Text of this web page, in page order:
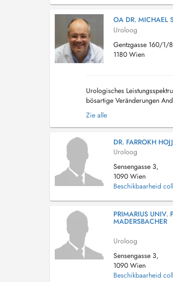
OA DR. MICHAEL
Uroloog
Gentzgasse 160/1/
1180 Wien
Urologisches
bösartige Veränderungen
(Krampfadern im Hodenbe...
Zie alle
DR. FARROKH
Uroloog
Sensengasse 3,
1090 Wien
Beschikbaarheid
PRIMARIUS UNIV.
MADERSBACHER
Uroloog
Sensengasse 3,
1090 Wien
Beschikbaarheid